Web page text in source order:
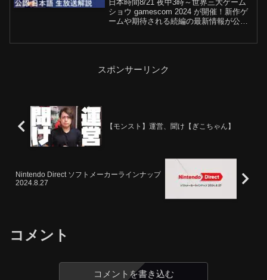
Opening Night Live ゲームズコ
ム
日本時間8/21 夜中3時～世界三大ゲーム
ショウ gamescom 2024 が開催！新作ゲ
ームや期待される続編の最新情報が公開
スポンサーリンク
【モンスト】運営、聞け【ぎこちゃん】
Nintendo Direct ソフトメーカーラインナップ
2024.8.27
コメント
コメントを書き込む